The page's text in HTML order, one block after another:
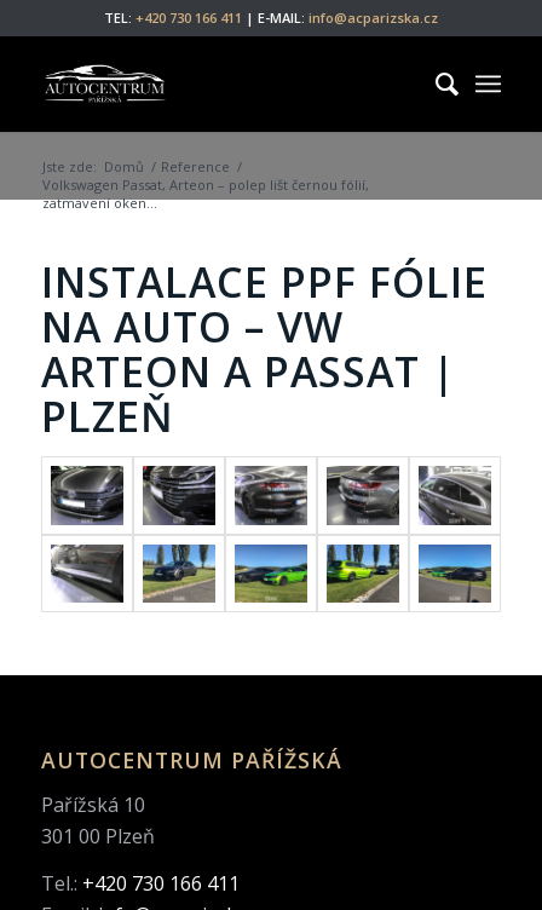
TEL: +420 730 166 411 | E-MAIL: info@acparizska.cz
Jste zde: Domů / Reference /
Volkswagen Passat, Arteon – polep lišt černou fólií,
zatmavení oken...
INSTALACE PPF FÓLIE
NA AUTO – VW
ARTEON A PASSAT |
PLZEŇ
AUTOCENTRUM PAŘÍŽSKÁ
Pařížská 10
301 00 Plzeň
Tel.: +420 730 166 411